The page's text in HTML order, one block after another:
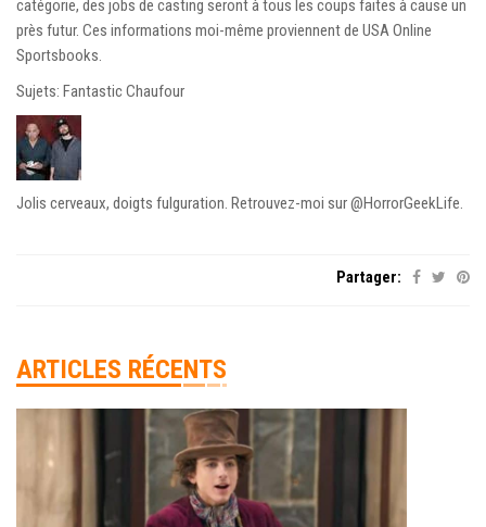
catégorie, des jobs de casting seront à tous les coups faites à cause un
près futur. Ces informations moi-même proviennent de USA Online
Sportsbooks.
Sujets: Fantastic Chaufour
Jolis cerveaux, doigts fulguration. Retrouvez-moi sur @HorrorGeekLife.
Partager:
ARTICLES RÉCENTS